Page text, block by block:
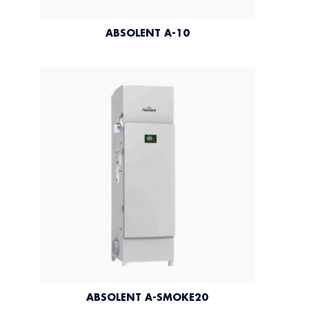
ABSOLENT A-10
ABSOLENT A-SMOKE20